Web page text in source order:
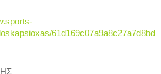
61d169c07a9a8c27a7d8bd